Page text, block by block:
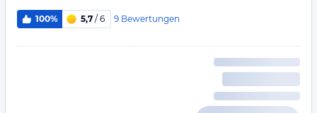
100% 5,7 / 6 9 Bewertungen